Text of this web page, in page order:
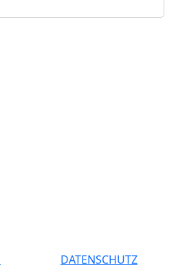
DATENSCHUTZ